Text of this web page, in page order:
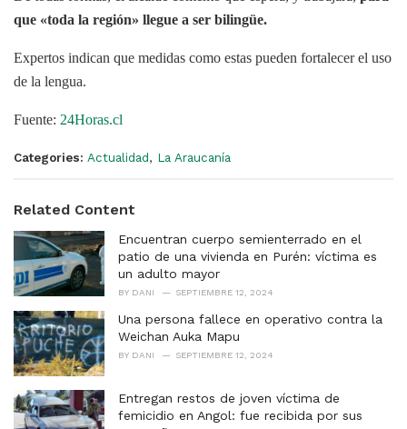
que «toda la región» llegue a ser bilingüe.
Expertos indican que medidas como estas pueden fortalecer el uso
de la lengua.
Fuente: 24Horas.cl
Categories: Actualidad , La Araucanía
Related Content
Encuentran cuerpo semienterrado en el
patio de una vivienda en Purén: víctima es
un adulto mayor
BY DANI SEPTIEMBRE 12, 2024
Una persona fallece en operativo contra la
Weichan Auka Mapu
BY DANI SEPTIEMBRE 12, 2024
Entregan restos de joven víctima de
femicidio en Angol: fue recibida por sus